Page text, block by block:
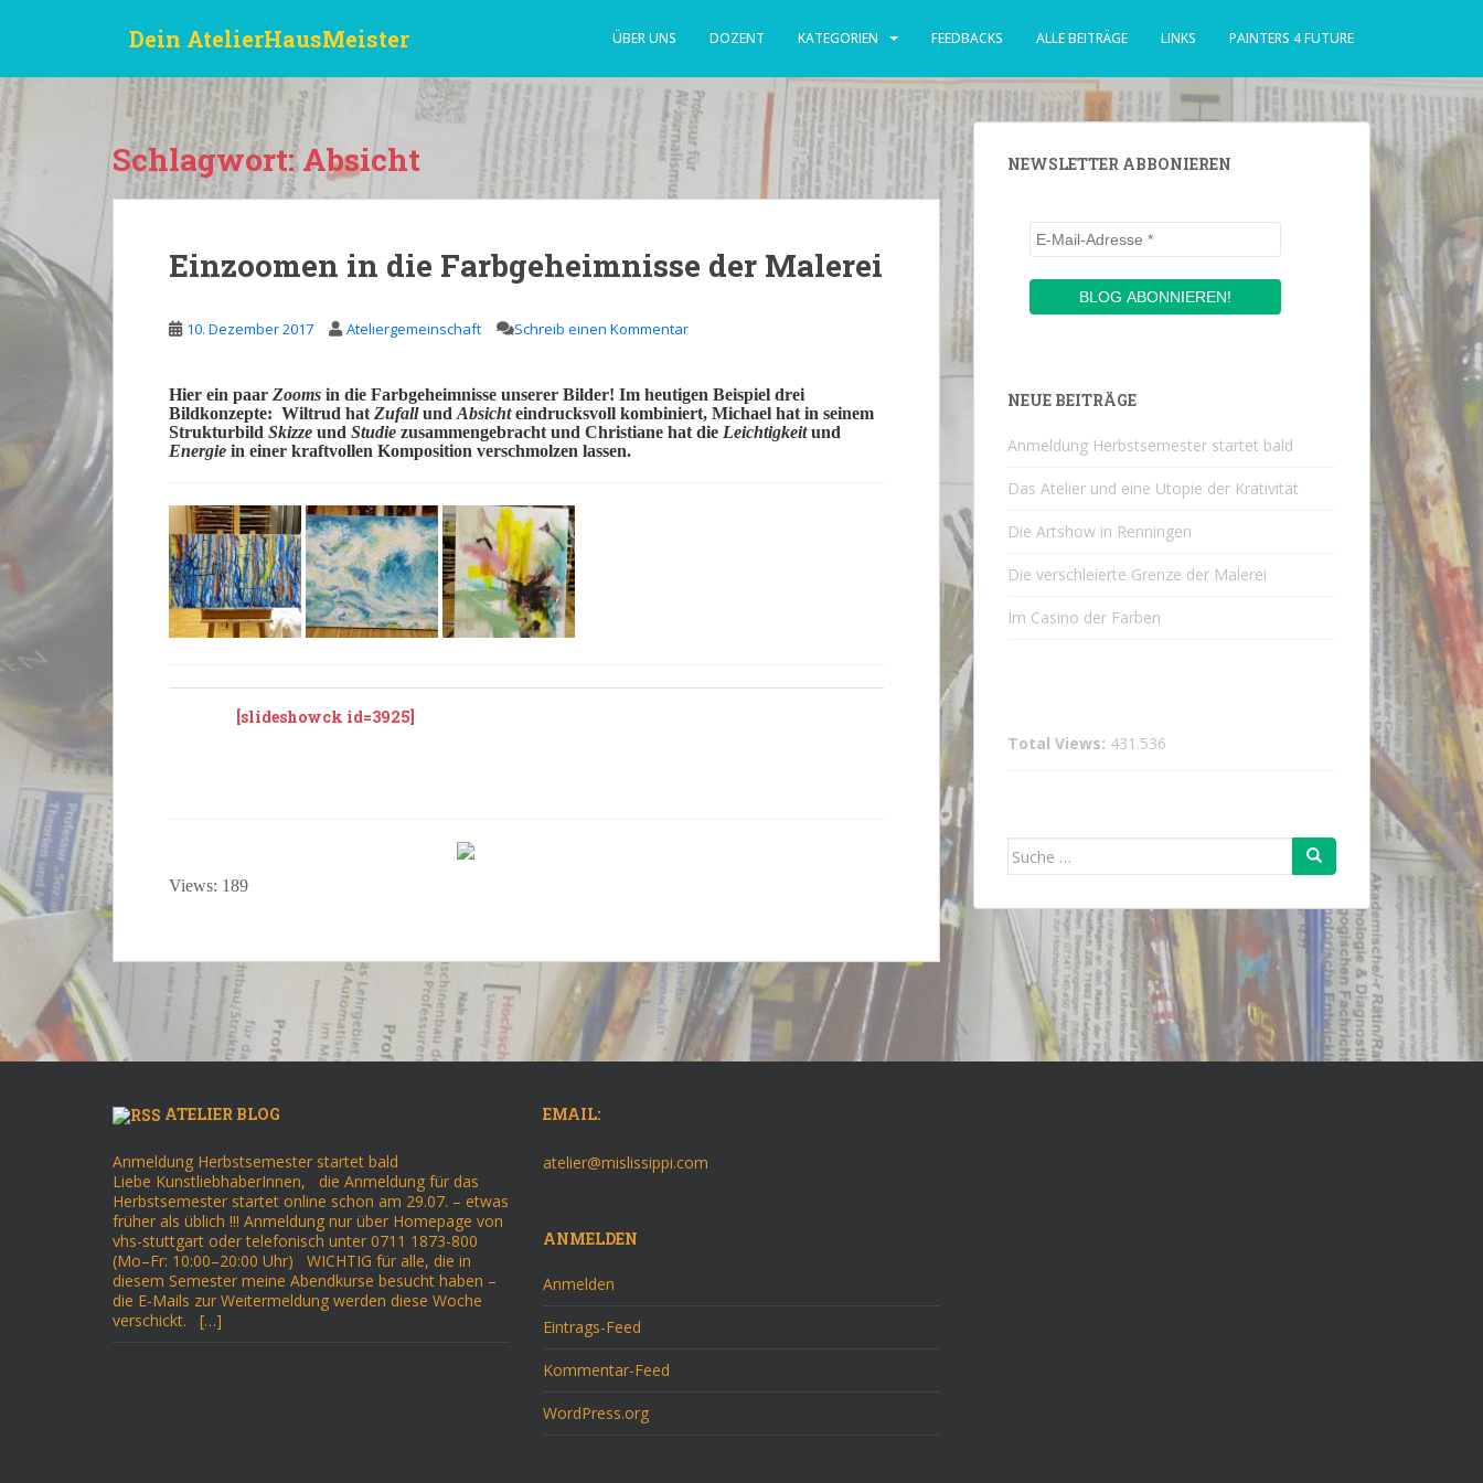
t
m
n
c
o
Dein AtelierHausMeister ÜBER UNS DOZENT KATEGORIEN FEEDBACKS ALLE BEITRÄGE LINKS PAINTERS 4 FUTURE
Schlagwort:Absicht
Einzoomen in die Farbgeheimnisse der Malerei
10. Dezember 2017 Ateliergemeinschaft Schreib einen Kommentar
Hier ein paar Zooms in die Farbgeheimnisse unserer Bilder! Im heutigen Beispiel drei
Bildkonzepte: Wiltrud hat Zufallund Absichteindrucksvoll kombiniert, Michael hat in seinem
Strukturbild Skizze und Studie zusammengebracht und Christiane hat die Leichtigkeitund
Energie in einer kraftvollen Komposition verschmolzen lassen.
[slideshowck id=3925]
Views: 189
NEWSLETTER ABBONIEREN
NEUE BEITRÄGE
Anmeldung Herbstsemester startet bald
Das Atelier und eine Utopie der Krativität
Die Artshow in Renningen
Die verschleierte Grenze der Malerei
Im Casino der Farben
Total Views: 431.536
Suche
ATELIER BLOG
Anmeldung Herbstsemester startet bald
Liebe KunstliebhaberInnen, die Anmeldung für das
Herbstsemester startet online schon am 29.07. – etwas
früher als üblich !!! Anmeldung nur über Homepage von
vhs-stuttgart oder telefonisch unter 0711 1873-800
(Mo–Fr: 10:00–20:00 Uhr) WICHTIG für alle, die in
diesem Semester meine Abendkurse besucht haben –
die E-Mails zur Weitermeldung werden diese Woche
verschickt. […]
EMAIL:
atelier@mislissippi.com
ANMELDEN
Anmelden
Eintrags-Feed
Kommentar-Feed
WordPress.org